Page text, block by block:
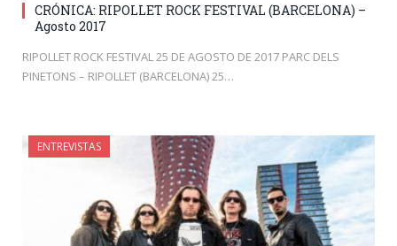
CRÓNICA: RIPOLLET ROCK FESTIVAL (BARCELONA) –
Agosto 2017
RIPOLLET ROCK FESTIVAL 25 DE AGOSTO DE 2017 PARC DELS
PINETONS – RIPOLLET (BARCELONA) 25…
ENTREVISTAS